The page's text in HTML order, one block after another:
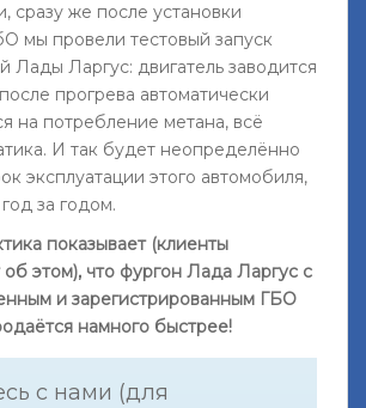
сразу же после установки
мы провели тестовый запуск
Лады Ларгус: двигатель заводится
прогрева автоматически
на потребление метана, всё
И так будет неопределённо
эксплуатации этого автомобиля,
за годом.
показывает (клиенты
этом), что фургон Лада Ларгус с
и зарегистрированным ГБО
намного быстрее!
с нами (для